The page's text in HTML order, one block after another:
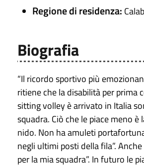
Regione di residenza:
Biografia
“Il ricordo sportivo più
ritiene che la disabilità per prima
sitting volley è arrivato in Italia
squadra. Ciò che le piace meno
nido. Non ha amuleti
negli ultimi posti della fila”.
per la mia squadra”. In futuro le